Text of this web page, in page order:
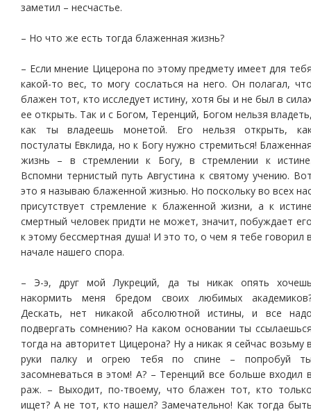
заметил – несчастье.
– Но что же есть тогда блаженная жизнь?
– Если мнение Цицерона по этому предмету имеет для
какой-то вес, то могу сослаться на него. Он полагал,
блажен тот, кто исследует истину, хотя бы и не был в
ее открыть. Так и с Богом, Теренций, Богом нельзя
как ты владеешь монетой. Его нельзя открыть,
постулаты Евклида, но к Богу нужно стремиться!
жизнь – в стремлении к Богу, в стремлении к
Вспомни тернистый путь Августина к святому учению.
это я называю блаженной жизнью. Но поскольку во всех
присутствует стремление к блаженной жизни, а к
смертный человек придти не может, значит, побуждает
к этому бессмертная душа! И это то, о чем я тебе говорил
начале нашего спора.
– Э-э, друг мой Лукреций, да ты никак опять
накормить меня бредом своих любимых
Дескать, нет никакой абсолютной истины, и все
подвергать сомнению? На каком основании ты
тогда на авторитет Цицерона? Ну а никак я сейчас возьму
руки палку и огрею тебя по спине – попробуй
засомневаться в этом! А? – Теренций все больше входил
раж. – Выходит, по-твоему, что блажен тот, кто
ищет? А не тот, кто нашел? Замечательно! Как тогда